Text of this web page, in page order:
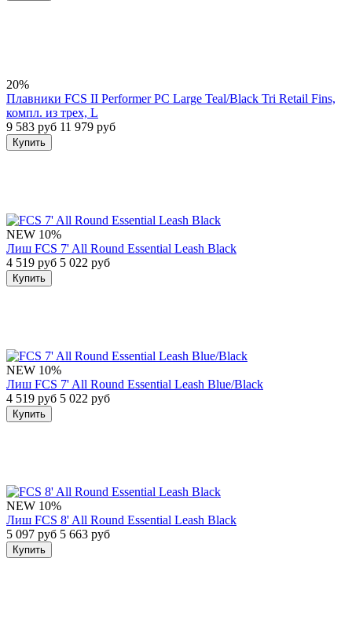
20%
Плавники FCS II Performer PC Large Teal/Black Tri Retail Fins,
компл. из трех, L
9 583 руб 11 979 руб
Купить
NEW 10%
Лиш FCS 7' All Round Essential Leash Black
4 519 руб 5 022 руб
Купить
NEW 10%
Лиш FCS 7' All Round Essential Leash Blue/Black
4 519 руб 5 022 руб
Купить
NEW 10%
Лиш FCS 8' All Round Essential Leash Black
5 097 руб 5 663 руб
Купить